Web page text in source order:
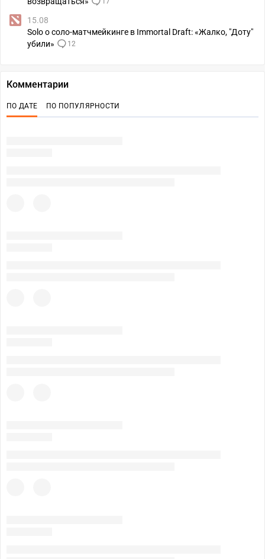
15.08
Solo о соло-матчмейкинге в Immortal Draft: «Жалко, "Доту"
убили»
12
Комментарии
ПО ДАТЕ ПО ПОПУЛЯРНОСТИ